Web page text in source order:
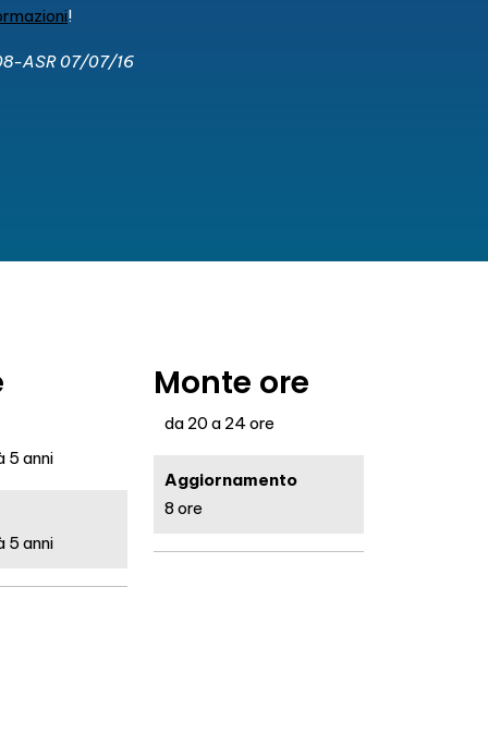
!
ASR 07/07/16
anni
anni
Monte ore
da 20 a 24 ore
Aggiornamento
8 ore